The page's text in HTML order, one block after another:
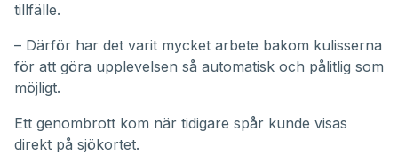
tillfälle.
– Därför har det varit mycket arbete bakom kulisserna
för att göra upplevelsen så automatisk och pålitlig som
möjligt.
Ett genombrott kom när tidigare spår kunde visas
direkt på sjökortet.